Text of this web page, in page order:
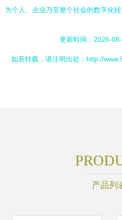
为个人、企业乃至整个社会的数字化转
更新时间：2026-
如若转载，请注明出处：http://
产品列